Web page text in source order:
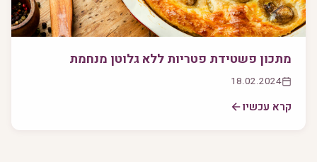
מתכון פשטידת פטריות ללא גלוטן מנחמת
18.02.2024
קרא עכשיו